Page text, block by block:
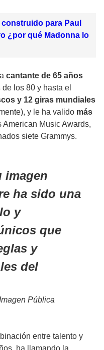
para Paul
¿por qué Madonna lo
cantante de 65 años
los 80 y hasta el
y 12 giras mundiales
y le ha valido más
American Music Awards,
siete Grammys.
imagen
ha sido una
y
que
y
del
Pública
entre talento y